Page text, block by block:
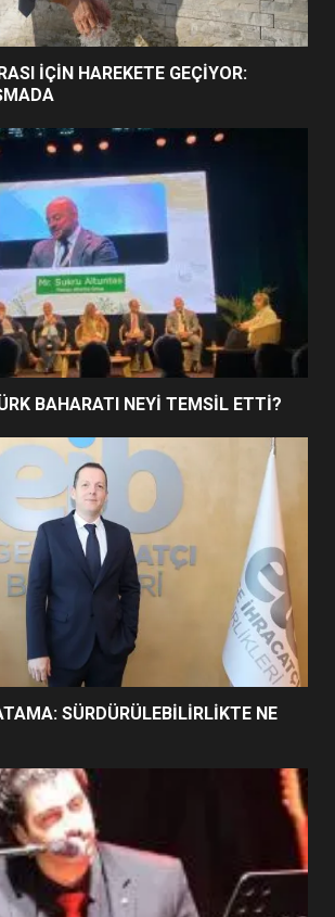
ESA 2026’DA TÜRK BAHARATI
NEYİ TEMSİL ETTİ?
EİB’DE KRİTİK ATAMA:
SÜRDÜRÜLEBİLİRLİKTE NE
DEĞİŞECEK?
EDREMİT’İN GURURU TÜRKİYE
FİNALİNDE NE BAŞARDI?
UZATILDI: NE DEĞİŞTİ?
BURHANİYE SATRANÇ
TURNUVASI KAYITLARI NEYİ
DEĞİŞTİRİYOR?
BURHANİYE BELEDİYESPOR’DA
YENİ YÖNETİM NASIL
İÇİN HAREKETE GEÇİYOR:
BAHARATI NEYİ TEMSİL ETTİ?
SÜRDÜRÜLEBİLİRLİKTE NE